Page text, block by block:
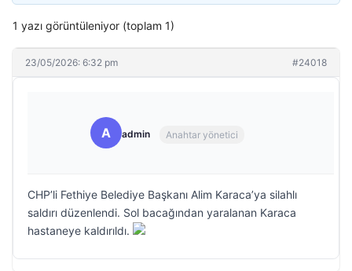
1 yazı görüntüleniyor (toplam 1)
23/05/2026: 6:32 pm #24018
A admin Anahtar yönetici
CHP’li Fethiye Belediye Başkanı Alim Karaca’ya silahlı
saldırı düzenlendi. Sol bacağından yaralanan Karaca
hastaneye kaldırıldı.